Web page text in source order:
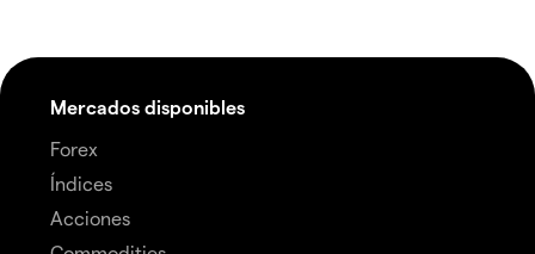
Mercados disponibles
Forex
Índices
Acciones